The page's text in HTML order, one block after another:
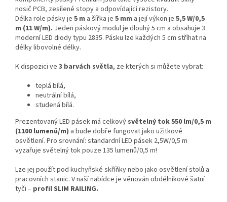
nosič PCB, zesílené stopy a odpovídající rezistory.
Délka role pásky je 5 m a šířka je 5 mm a její výkon je 5,5 W/0,5
m (11 W/m). Jeden páskový modul je dlouhý 5 cm a obsahuje 3
moderní LED diody typu 2835. Pásku lze každých 5 cm stříhat na
délky libovolné délky.
K dispozici ve 3 barvách světla, ze kterých si můžete vybrat:
teplá bílá,
neutrální bílá,
studená bílá.
Prezentovaný LED pásek má celkový světelný tok 550 lm/0,5 m
(1100 lumenů/m) a bude dobře fungovat jako užitkové
osvětlení. Pro srovnání: standardní LED pásek 2,5W/0,5 m
vyzařuje světelný tok pouze 135 lumenů/0,5 m!
Lze jej použít pod kuchyňské skříňky nebo jako osvětlení stolů a
pracovních stanic. V naší nabídce je věnován obdélníkové šatní
tyči – profil SLIM RAILING.